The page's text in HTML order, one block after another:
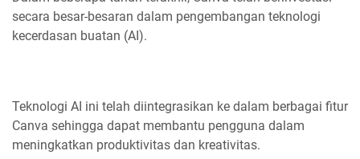
secara besar-besaran dalam pengembangan teknologi
kecerdasan buatan (AI).
Teknologi AI ini telah diintegrasikan ke dalam berbagai fitur
Canva sehingga dapat membantu pengguna dalam
meningkatkan produktivitas dan kreativitas.